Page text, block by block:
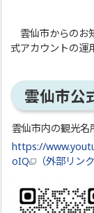
雲仙市からのお
式アカウントの運
雲仙市公
雲仙市内の観光名
https://
oIQ
（外部リンク